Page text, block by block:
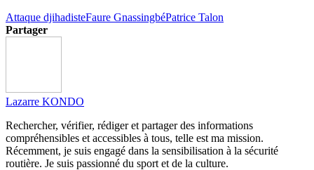
Attaque djihadisteFaure GnassingbéPatrice Talon
Partager
Lazarre KONDO
Rechercher, vérifier, rédiger et partager des informations
compréhensibles et accessibles à tous, telle est ma mission.
Récemment, je suis engagé dans la sensibilisation à la sécurité
routière. Je suis passionné du sport et de la culture.